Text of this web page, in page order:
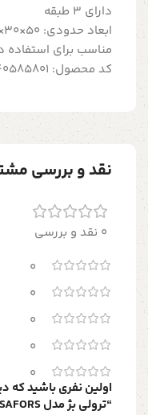
دارای 3 طبقه
ابعاد حدودی: 50×30×83 سانتی‌متر
مناسب برای استفاده
کد محصول: 40585801
نقد و بررسی
0 نقد و بررسی
0
0
0
0
0
اولین نفری باشید که
“ترولي بژ مدل NISSAFORS ايكيا”